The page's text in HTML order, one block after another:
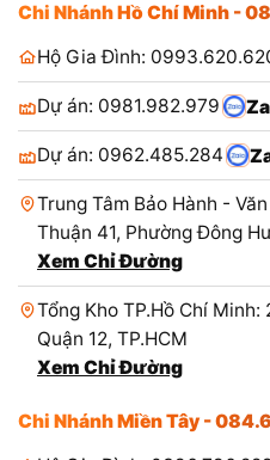
Chi Nhánh Hồ Chí Minh -
Hộ Gia Đình:
Dự án: 0981.982.979
Dự án: 0962.485.284
Trung Tâm Bảo Hành -
Thuận 41, Phường Đông
Xem Chỉ Đường
Tổng Kho TP.Hồ Chí
Quận 12, TP.HCM
Xem Chỉ Đường
Chi Nhánh Miền Tây -